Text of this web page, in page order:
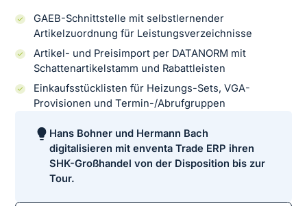
GAEB-Schnittstelle mit selbstlernender
Artikelzuordnung für Leistungsverzeichnisse
Artikel- und Preisimport per DATANORM mit
Schattenartikelstamm und Rabattleisten
Einkaufsstücklisten für Heizungs-Sets, VGA-
Provisionen und Termin-/Abrufgruppen
Hans Bohner und Hermann Bach
digitalisieren mit enventa Trade ERP ihren
SHK-Großhandel von der Disposition bis zur
Tour.